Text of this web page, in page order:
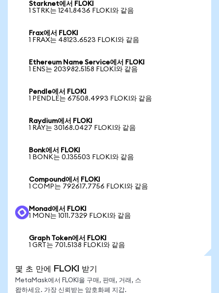
Starknet에서 FLOKI
1 STRK는 1241.8436 FLOKI와 같음
Frax에서 FLOKI
1 FRAX는 48123.6523 FLOKI와 같음
Ethereum Name Service에서 FLOKI
1 ENS는 203982.5158 FLOKI와 같음
Pendle에서 FLOKI
1 PENDLE는 67508.4993 FLOKI와 같음
Raydium에서 FLOKI
1 RAY는 30168.0427 FLOKI와 같음
Bonk에서 FLOKI
1 BONK는 0.135503 FLOKI와 같음
Compound에서 FLOKI
1 COMP는 792617.7756 FLOKI와 같음
Monad에서 FLOKI
1 MON는 1011.7329 FLOKI와 같음
Graph Token에서 FLOKI
1 GRT는 701.5138 FLOKI와 같음
몇 초 만에 FLOKI 받기
MetaMask에서 FLOKI을 구매, 판매, 거래, 스
왑하세요. 가장 신뢰받는 암호화폐 지갑.